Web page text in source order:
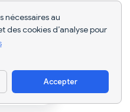
nécessaires au
cookies d’analyse pour
Accepter
l'appli